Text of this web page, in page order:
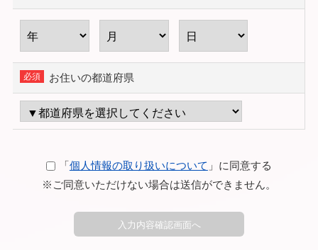
お住いの都道府県
「個人情報の取り扱いについて 」に同意する
※ご同意いただけない場合は送信ができません。